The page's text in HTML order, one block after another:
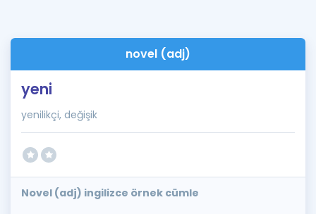
novel (adj)
yeni
yenilikçi, değişik
Novel (adj) ingilizce örnek cümle